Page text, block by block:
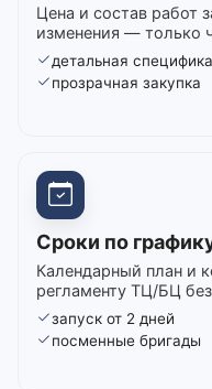
Цена и состав работ
изменения — только
детальная
прозрачная закупка
Сроки по
Календарный план и
регламенту ТЦ/БЦ
запуск от 2 дней
посменные бригады